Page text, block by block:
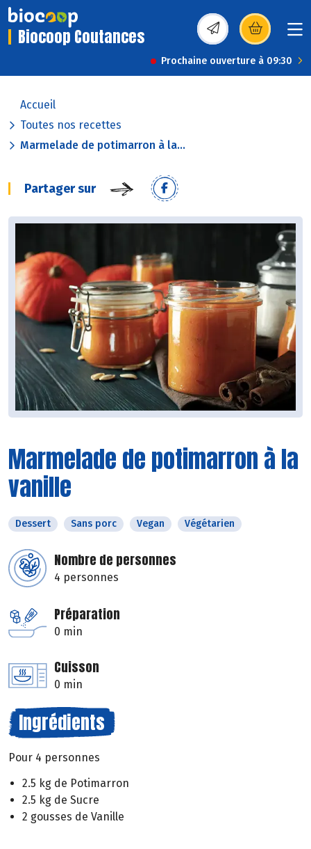
Biocoop Coutances (s’ouvre dans une
Prochaine ouverture à 09:30
Accueil
Toutes nos recettes
Marmelade de potimarron à la...
Partager sur
Marmelade de potimarron à la
vanille
Dessert Sans porc Vegan Végétarien
Nombre de personnes
4 personnes
Préparation
0 min
Cuisson
0 min
Ingrédients
Pour 4 personnes
2.5 kg de Potimarron
2.5 kg de Sucre
2 gousses de Vanille